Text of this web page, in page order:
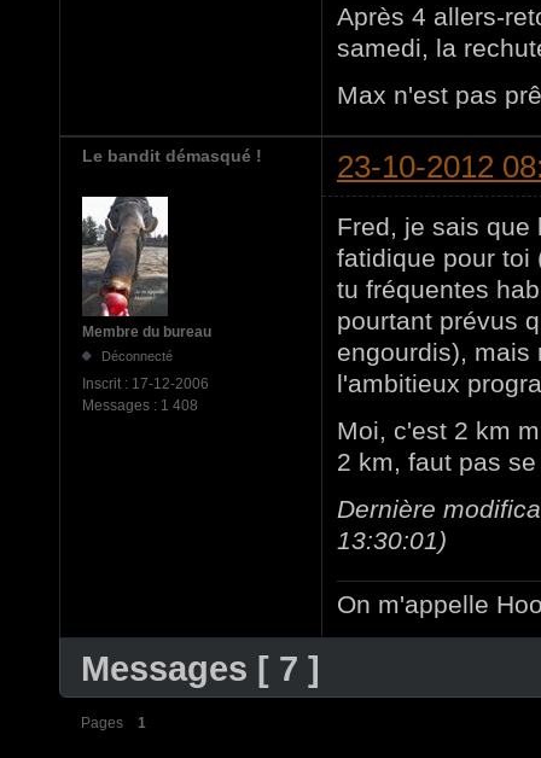
Après 4 allers-
samedi, la
Max n'est pas
Le bandit démasqué ! 23-10-2012
Membre du bureau
Déconnecté
Inscrit : 17-12-2006
Messages : 1 408
Fred, je sais que
fatidique pour toi
tu fréquentes
pourtant prévus
engourdis), mais
l'ambitieux
Moi, c'est 2 km
2 km, faut pas
Dernière
13:30:01)
On m'appelle
Messages [ 7 ]
Pages 1